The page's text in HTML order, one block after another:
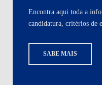
Encontra aqui toda a
candidatura, critérios de
SABE MAIS